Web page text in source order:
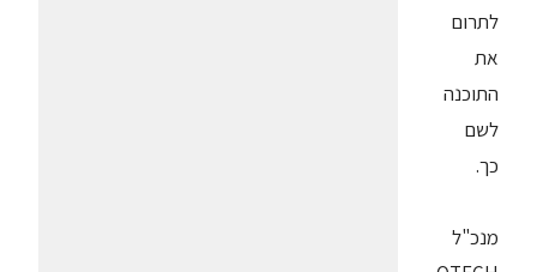
לתרום
את
התוכנה
לשם
כך.
מנכ"ל